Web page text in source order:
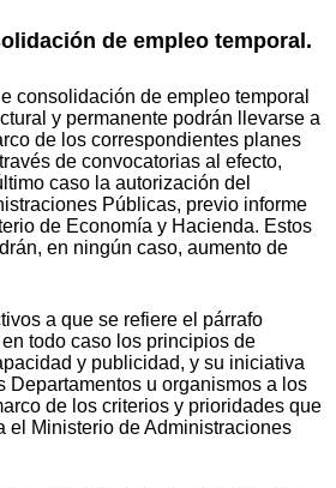
de empleo temporal.
consolidación de empleo temporal
y permanente podrán llevarse a
de los correspondientes planes
de convocatorias al efecto,
caso la autorización del
Públicas, previo informe
de Economía y Hacienda. Estos
en ningún caso, aumento de
a que se refiere el párrafo
todo caso los principios de
y publicidad, y su iniciativa
Departamentos u organismos a los
de los criterios y prioridades que
el Ministerio de Administraciones